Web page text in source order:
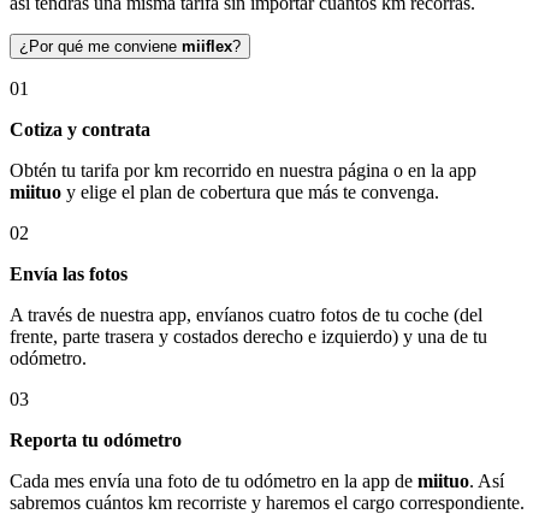
¿Por qué me conviene miiflex?
01
Cotiza y contrata
Obtén tu tarifa por km recorrido en nuestra página o en la app
miituo y elige el plan de cobertura que más te convenga.
02
Envía las fotos
A través de nuestra app, envíanos cuatro fotos de tu coche (del
frente, parte trasera y costados derecho e izquierdo) y una de tu
odómetro.
03
Reporta tu odómetro
Cada mes envía una foto de tu odómetro en la app de miituo. Así
sabremos cuántos km recorriste y haremos el cargo correspondiente.